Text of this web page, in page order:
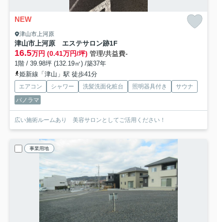
NEW
津山市上河原
津山市上河原 エステサロン跡1F
16.5万円 (0.41万円/坪) 管理/共益費-
1階 / 39.98坪 (132.19㎡) /築37年
姫新線「津山」駅 徒歩41分
エアコン シャワー 洗髪洗面化粧台 照明器具付き
サウナ
パノラマ
広い施術ルームあり 美容サロンとしてご活用ください！
事業用地